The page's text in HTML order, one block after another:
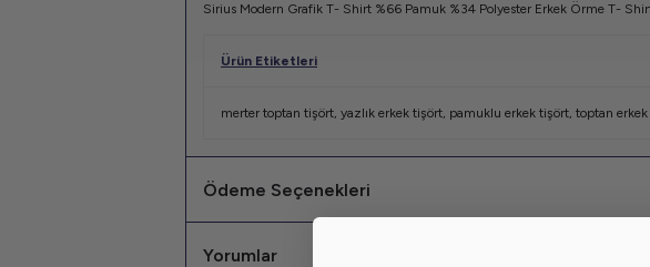
Sirius Modern Grafik T- Shirt %66 Pamuk %34 Polyester Erkek Örme T-
Ürün Etiketleri
merter toptan tişört, yazlık erkek tişört, pamuklu erkek tişört, toptan
Ödeme Seçenekleri
Yorumlar